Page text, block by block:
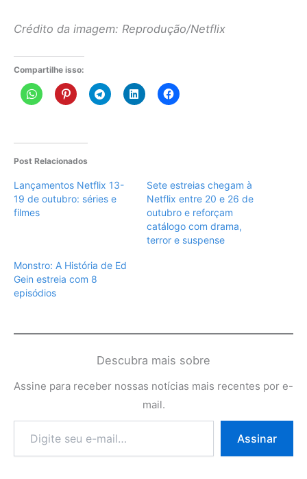
Crédito da imagem: Reprodução/Netflix
Compartilhe isso:
Post Relacionados
Lançamentos Netflix 13-
19 de outubro: séries e
filmes
Sete estreias chegam à
Netflix entre 20 e 26 de
outubro e reforçam
catálogo com drama,
terror e suspense
Monstro: A História de Ed
Gein estreia com 8
episódios
Descubra mais sobre
Assine para receber nossas notícias mais recentes por e-
mail.
e-
Assinar